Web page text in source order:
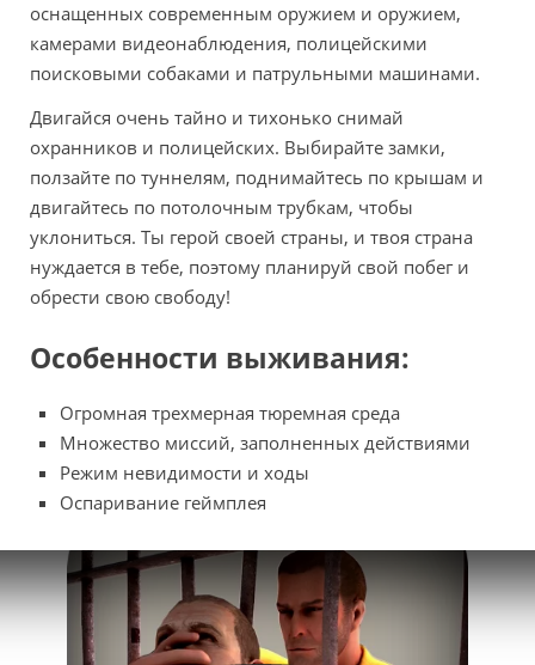
оснащенных современным оружием и оружием,
камерами видеонаблюдения, полицейскими
поисковыми собаками и патрульными машинами.
Двигайся очень тайно и тихонько снимай
охранников и полицейских. Выбирайте замки,
ползайте по туннелям, поднимайтесь по крышам и
двигайтесь по потолочным трубкам, чтобы
уклониться. Ты герой своей страны, и твоя страна
нуждается в тебе, поэтому планируй свой побег и
обрести свою свободу!
Особенности выживания:
Огромная трехмерная тюремная среда
Множество миссий, заполненных действиями
Режим невидимости и ходы
Оспаривание геймплея